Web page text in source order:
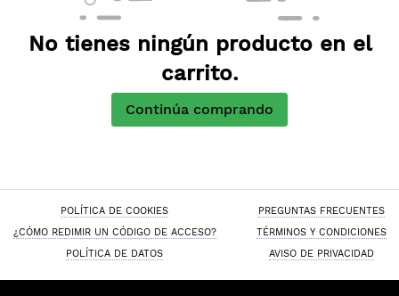
No tienes ningún producto en el
carrito.
Continúa comprando
POLÍTICA DE COOKIES
PREGUNTAS FRECUENTES
¿CÓMO REDIMIR UN CÓDIGO DE ACCESO?
TÉRMINOS Y CONDICIONES
POLÍTICA DE DATOS
AVISO DE PRIVACIDAD